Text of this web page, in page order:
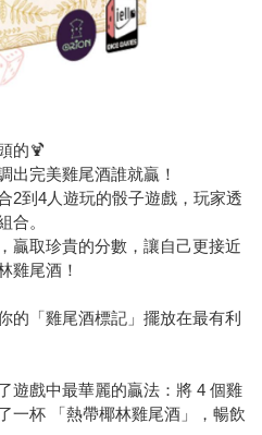
的🍹
出完美雞尾酒誰就贏！
2到4人遊玩的骰子遊戲，玩家透
合。
贏取珍貴的分數，讓自己更接近
雞尾酒！
的「雞尾酒標記」擺放在最有利
遊戲中最華麗的贏法：將 4 個雞
一杯 「熱帶椰林雞尾酒」，暢飲